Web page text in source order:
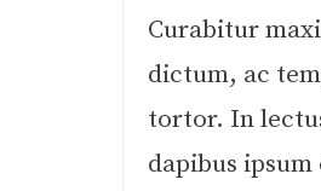
Curabitur
dictum, ac
tortor. In
dapibus